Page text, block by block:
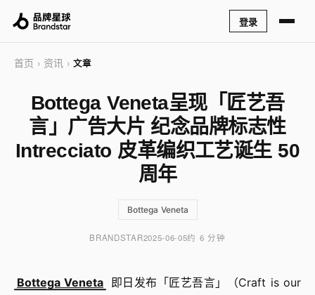
登录
首页 › 资讯 › 文章
Bottega Veneta呈现「匠艺吾
言」广告大片 纪念品牌标志性
Intrecciato 皮革编织工艺诞生 50
周年
Bottega Veneta
BRANDSTAR2025-06-05约 6 分钟
Bottega Veneta 即日发布「匠艺吾言」（Craft is our